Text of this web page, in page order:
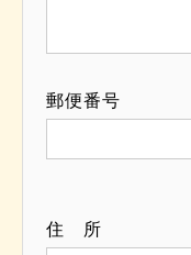
郵便番号
住 所